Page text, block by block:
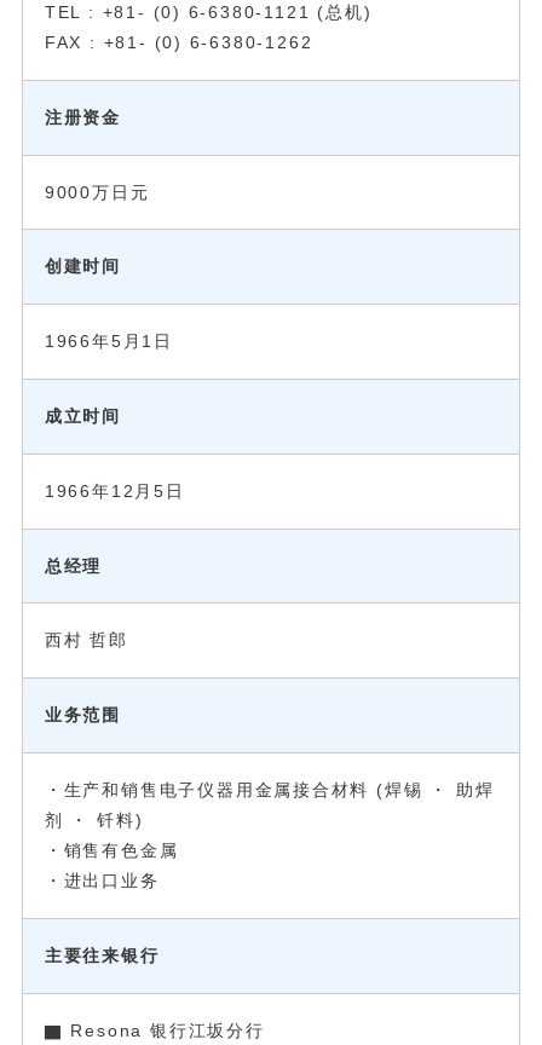
TEL : +81- (0) 6-6380-1121 (总机)
FAX : +81- (0) 6-6380-1262
注册资金
9000万日元
创建时间
1966年5月1日
成立时间
1966年12月5日
总经理
西村 哲郎
业务范围
・生产和销售电子仪器用金属接合材料 (焊锡 ・ 助焊
剂 ・ 钎料)
・销售有色金属
・进出口业务
主要往来银行
▇ Resona 银行江坂分行